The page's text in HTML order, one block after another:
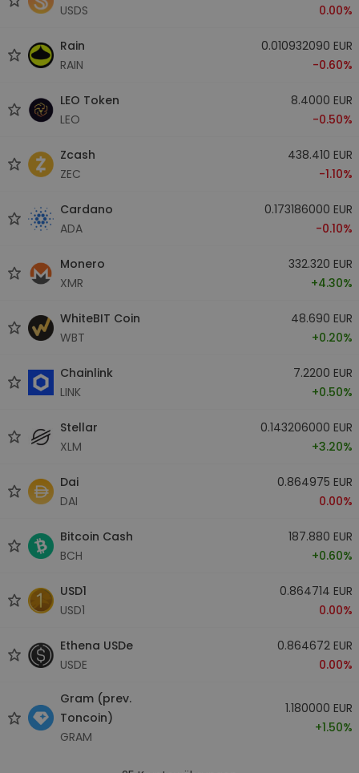
USDS
0.00%
Rain
RAIN
0.010932090 EUR
-0.60%
LEO Token
LEO
8.4000 EUR
-0.50%
Zcash
ZEC
438.410 EUR
-1.10%
Cardano
ADA
0.173186000 EUR
-0.10%
Monero
XMR
332.320 EUR
+4.30%
WhiteBIT Coin
WBT
48.690 EUR
+0.20%
Chainlink
LINK
7.2200 EUR
+0.50%
Stellar
XLM
0.143206000 EUR
+3.20%
Dai
DAI
0.864975 EUR
0.00%
Bitcoin Cash
BCH
187.880 EUR
+0.60%
USD1
USD1
0.864714 EUR
0.00%
Ethena USDe
USDE
0.864672 EUR
0.00%
Gram (prev.
Toncoin)
GRAM
1.180000 EUR
+1.50%